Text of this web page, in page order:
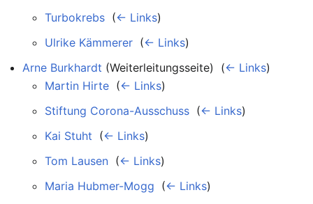
Turbokrebs (← Links)
Ulrike Kämmerer (← Links)
Arne Burkhardt (Weiterleitungsseite) ‎ (← Links)
Martin Hirte (← Links)
Stiftung Corona-Ausschuss (← Links)
Kai Stuht (← Links)
Tom Lausen (← Links)
Maria Hubmer-Mogg (← Links)